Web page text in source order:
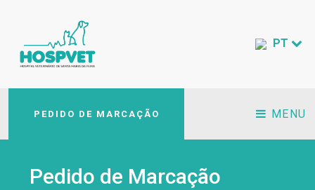
PT
PEDIDO DE MARCAÇÃO MENU
Pedido de Marcação